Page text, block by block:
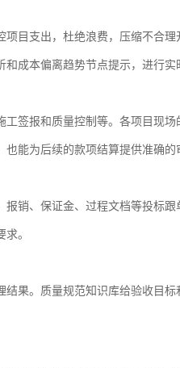
项目支出，杜绝浪费，压缩不合
成本偏离趋势节点提示，进行
工签报和质量控制等。各项目现
能为后续的款项结算提供准确的
报销、保证金、过程文档等投标
。
结果。质量规范知识库给验收目